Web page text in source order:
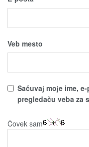
Veb mesto
Sačuvaј moјe ime,
pregledaču veba za
Čovek sam